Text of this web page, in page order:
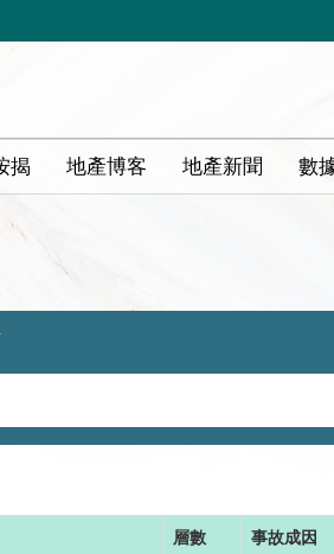
揭 地產博客 地產新聞 數
層數 事故成因